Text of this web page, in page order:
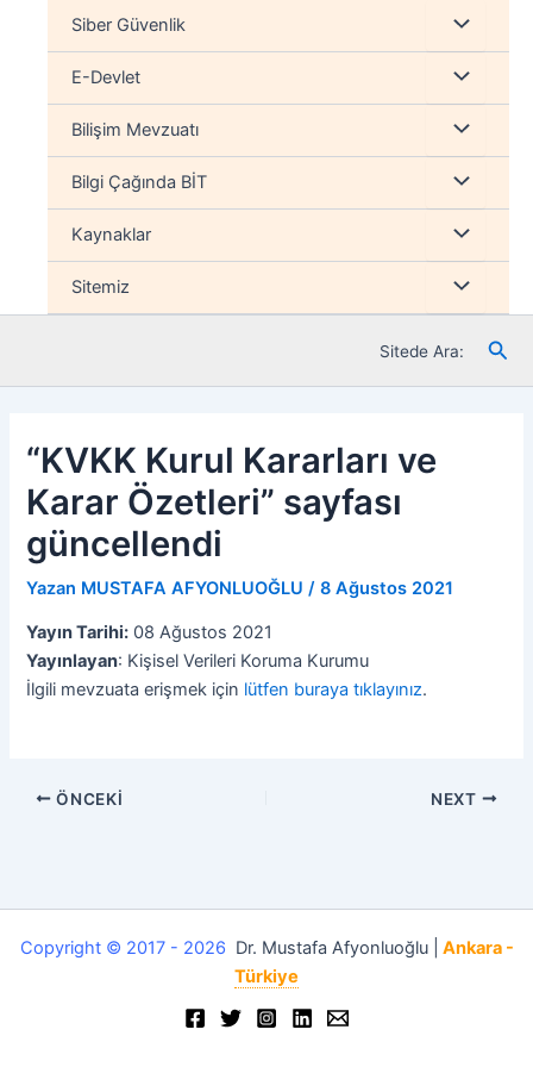
Siber Güvenlik Menu
düğmesi
E-Devlet Menu
düğmesi
Bilişim Mevzuatı Menu
düğmesi
Bilgi Çağında BİT Menu
düğmesi
Kaynaklar Menu
düğmesi
Sitemiz Menu
düğmesi
Sitede Ara:
“KVKK Kurul Kararları ve
Karar Özetleri” sayfası
güncellendi
Yazan MUSTAFA AFYONLUOĞLU/8 Ağustos 2021
Yayın Tarihi: 08 Ağustos 2021
Yayınlayan: Kişisel Verileri Koruma Kurumu
İlgili mevzuata erişmek için lütfen buraya tıklayınız.
ÖNCEKI NEXT
Copyright © 2017 - 2026 Dr. Mustafa Afyonluoğlu |
Ankara -
Türkiye